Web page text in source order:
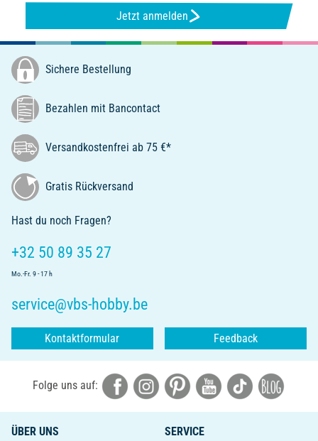
Jetzt anmelden
Sichere Bestellung
Bezahlen mit Bancontact
Versandkostenfrei ab 75 €*
Gratis Rückversand
Hast du noch Fragen?
+32 50 89 35 27
Mo.-Fr. 9 - 17 h
service@vbs-hobby.be
Kontaktformular Feedback
Folge uns auf:
ÜBER UNS
SERVICE